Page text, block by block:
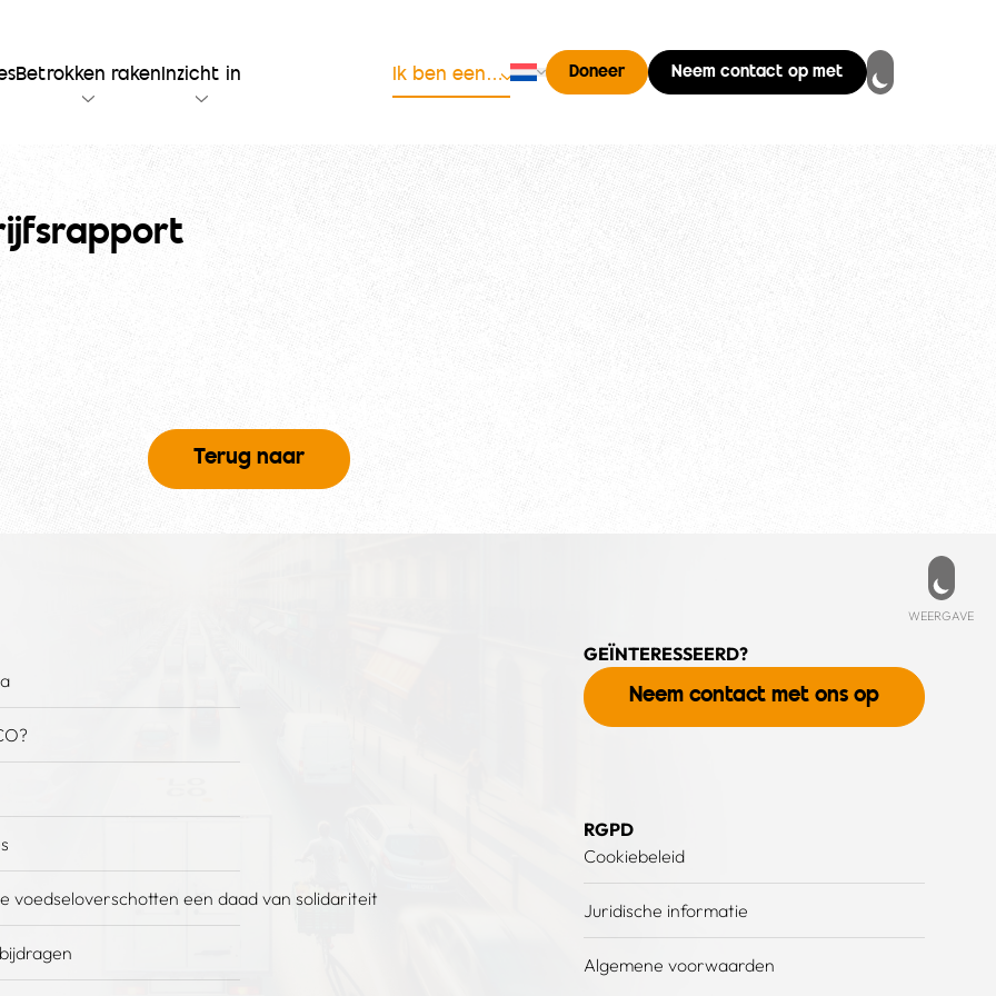
Betrokken raken Inzicht in Ik ben een… Nederlands
Changer de langue
Doneer Neem contact op met
Terug naar
voedseloverschotten een daad van solidariteit
GEÏNTERESSEERD?
Neem contact met ons op
RGPD
Cookiebeleid
Juridische informatie
Algemene voorwaarden
WEERGAVE